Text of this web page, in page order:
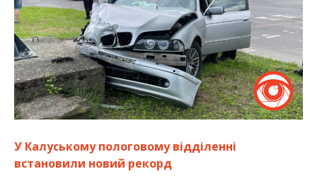
У Калуському пологовому відділенні
встановили новий рекорд